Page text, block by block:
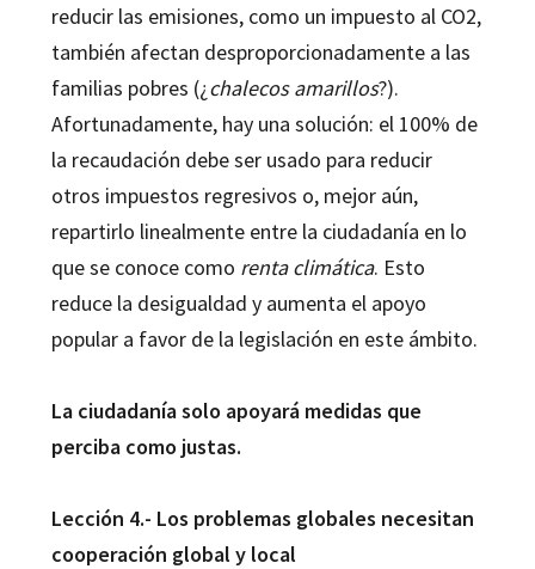
reducir las emisiones, como un impuesto al CO2,
también afectan desproporcionadamente a las
familias pobres (¿chalecos amarillos?).
Afortunadamente, hay una solución: el 100% de
la recaudación debe ser usado para reducir
otros impuestos regresivos o, mejor aún,
repartirlo linealmente entre la ciudadanía en lo
que se conoce como renta climática. Esto
reduce la desigualdad y aumenta el apoyo
popular a favor de la legislación en este ámbito.
La ciudadanía solo apoyará medidas que
perciba como justas.
Lección 4.- Los problemas globales necesitan
cooperación global y local